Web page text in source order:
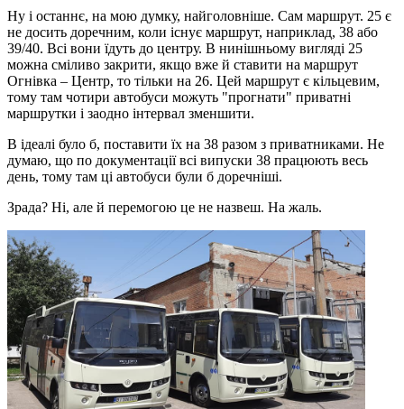
Ну і останнє, на мою думку, найголовніше. Сам маршрут. 25 є
не досить доречним, коли існує маршрут, наприклад, 38 або
39/40. Всі вони їдуть до центру. В нинішньому вигляді 25
можна сміливо закрити, якщо вже й ставити на маршрут
Огнівка – Центр, то тільки на 26. Цей маршрут є кільцевим,
тому там чотири автобуси можуть "прогнати" приватні
маршрутки і заодно інтервал зменшити.
В ідеалі було б, поставити їх на 38 разом з приватниками. Не
думаю, що по документації всі випуски 38 працюють весь
день, тому там ці автобуси були б доречніші.
Зрада? Ні, але й перемогою це не назвеш. На жаль.